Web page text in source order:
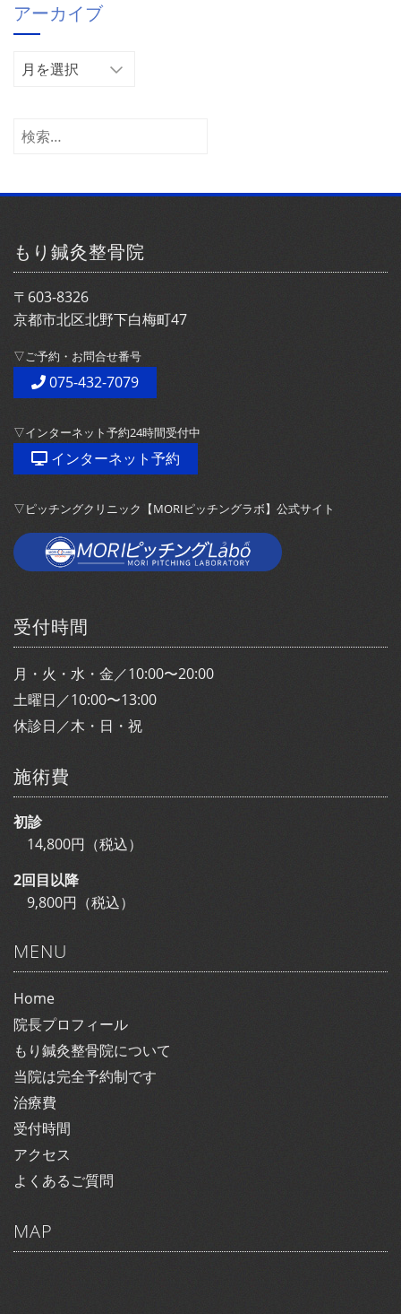
リ
ー
アーカイブ
ア
イ
検
もり鍼灸整骨院
〒603-8326
京都市北区北野下白梅町47
▽ご予約・お問合せ番号
075-432-7079
▽インターネット予約24時間受付中
インターネット予約
▽ピッチングクリニック【MORIピッチングラボ】公式サイト
受付時間
月・火・水・金／10:00〜20:00
土曜日／10:00〜13:00
休診日／木・日・祝
施術費
初診
14,800円（税込）
2回目以降
9,800円（税込）
MENU
Home
院長プロフィール
もり鍼灸整骨院について
当院は完全予約制です
治療費
受付時間
アクセス
よくあるご質問
MAP